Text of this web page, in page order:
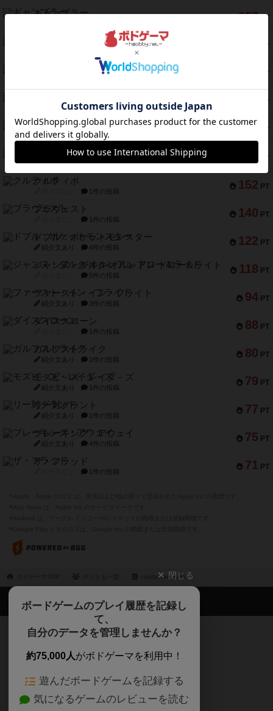
257 PT
ギャンブラー
PT
PT
トリオンフ ア マレンゴ
PT
紹介文あり 4件の投稿
212 PT
バー！パーティー
紹介文なし 1件の投稿
PT
ギョッと
紹介文あり 1件の投稿
152 PT
クルティボ
1件の投稿
140 PT
ブラヴェスト
1件の投稿
122 PT
ドブル：ポケットモンスター
紹介文あり 4件の投稿
118 PT
ジャンヌ・ダルク-オルレアン ドロー＆ライト
5件の投稿
94 PT
ファースト・イン・フライト
紹介文あり 3件の投稿
88 PT
ダイススローン
1件の投稿
80 PT
ガルフストライク
紹介文あり 1件の投稿
79 PT
モズビ－ズ・レイダ－ズ
紹介文あり 1件の投稿
77 PT
リー対グラント
紹介文あり 1件の投稿
75 PT
ブレーキング・アウェイ
紹介文あり 4件の投稿
71 PT
ザ・フラッド
1件の投稿
cardboxseimado
閉じる
ボードゲームのプレイ履歴を記録し
て、
自分のデータを管理しませんか？
約75,000人がボドゲーマを利用中！
遊んだボードゲームを記録する
気になるゲームのレビューを読む
ボドゲーマTOP
ボードゲームを検索する
ボードゲームの新着レビュー
ボードゲーム会情報